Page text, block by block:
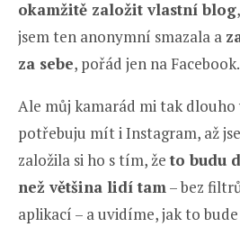
okamžitě založit vlastní blog
jsem ten anonymní smazala a
za sebe, pořád jen na Facebook.
Ale můj kamarád mi tak
potřebuju mít i Instagram, až
založila si ho s tím, žeto budu
než většina lidí tam– bez
aplikací – a uvidíme, jak to